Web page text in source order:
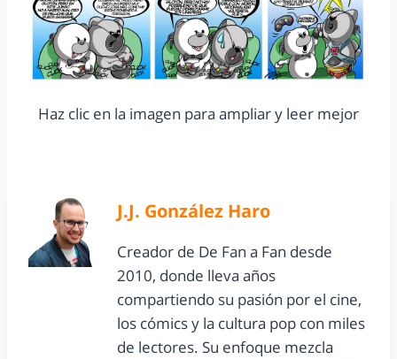
Haz clic en la imagen para ampliar y leer mejor
J.J. González Haro
Creador de De Fan a Fan desde
2010, donde lleva años
compartiendo su pasión por el cine,
los cómics y la cultura pop con miles
de lectores. Su enfoque mezcla